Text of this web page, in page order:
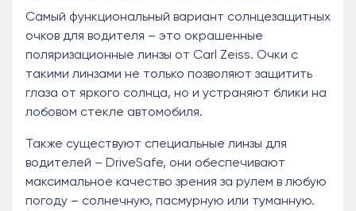
Самый функциональный вариант солнцезащитных
очков для водителя – это окрашенные
поляризационные линзы от Carl Zeiss. Очки с
такими линзами не только позволяют защитить
глаза от яркого солнца, но и устраняют блики на
лобовом стекле автомобиля.
Также существуют специальные линзы для
водителей – DriveSafe, они обеспечивают
максимальное качество зрения за рулем в любую
погоду – солнечную, пасмурную или туманную.